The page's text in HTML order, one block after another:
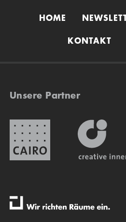
HOME
KONTAKT
Unsere Partner